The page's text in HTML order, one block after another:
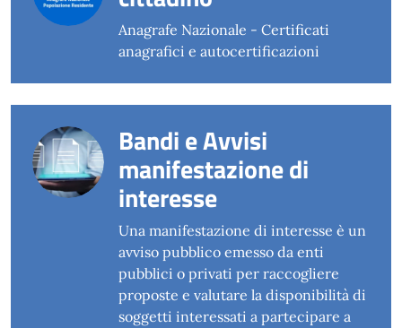
Anagrafe Nazionale - Certificati
anagrafici e autocertificazioni
Bandi e Avvisi
manifestazione di
interesse
Una manifestazione di interesse è un
avviso pubblico emesso da enti
pubblici o privati per raccogliere
proposte e valutare la disponibilità di
soggetti interessati a partecipare a